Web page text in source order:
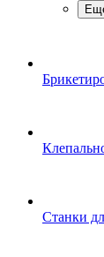
Станки